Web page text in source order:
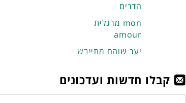
הדרים
מרגלית mon
amour
יער שוהם מתייבש
קבלו חדשות ועדכונים